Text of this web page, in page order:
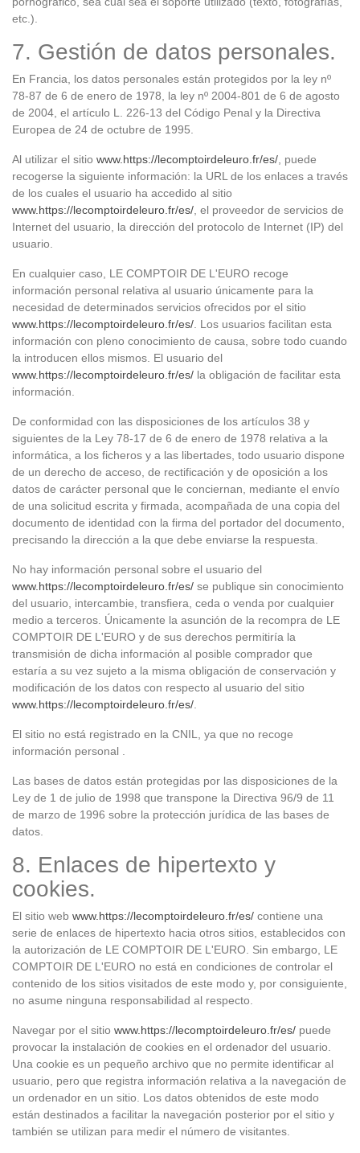
etc.).
7. Gestión de datos personales.
En Francia, los datos personales están protegidos por la ley nº
78-87 de 6 de enero de 1978, la ley nº 2004-801 de 6 de agosto
de 2004, el artículo L. 226-13 del Código Penal y la Directiva
Europea de 24 de octubre de 1995.
Al utilizar el sitio www.https://lecomptoirdeleuro.fr/es/ , puede
recogerse la siguiente información: la URL de los enlaces a través
de los cuales el usuario ha accedido al sitio
www.https://lecomptoirdeleuro.fr/es/ , el proveedor de servicios de
Internet del usuario, la dirección del protocolo de Internet (IP) del
usuario.
En cualquier caso, LE COMPTOIR DE L'EURO recoge
información personal relativa al usuario únicamente para la
necesidad de determinados servicios ofrecidos por el sitio
www.https://lecomptoirdeleuro.fr/es/ . Los usuarios facilitan esta
información con pleno conocimiento de causa, sobre todo cuando
la introducen ellos mismos. El usuario del
www.https://lecomptoirdeleuro.fr/es/ la obligación de facilitar esta
información.
De conformidad con las disposiciones de los artículos 38 y
siguientes de la Ley 78-17 de 6 de enero de 1978 relativa a la
informática, a los ficheros y a las libertades, todo usuario dispone
de un derecho de acceso, de rectificación y de oposición a los
datos de carácter personal que le conciernan, mediante el envío
de una solicitud escrita y firmada, acompañada de una copia del
documento de identidad con la firma del portador del documento,
precisando la dirección a la que debe enviarse la respuesta.
No hay información personal sobre el usuario del
www.https://lecomptoirdeleuro.fr/es/ se publique sin conocimiento
del usuario, intercambie, transfiera, ceda o venda por cualquier
medio a terceros. Únicamente la asunción de la recompra de LE
COMPTOIR DE L'EURO y de sus derechos permitiría la
transmisión de dicha información al posible comprador que
estaría a su vez sujeto a la misma obligación de conservación y
modificación de los datos con respecto al usuario del sitio
www.https://lecomptoirdeleuro.fr/es/
El sitio no está registrado en la CNIL, ya que no recoge
información personal .
Las bases de datos están protegidas por las disposiciones de la
Ley de 1 de julio de 1998 que transpone la Directiva 96/9 de 11
de marzo de 1996 sobre la protección jurídica de las bases de
datos.
8. Enlaces de hipertexto y
cookies.
El sitio web www.https://lecomptoirdeleuro.fr/es/ contiene una
serie de enlaces de hipertexto hacia otros sitios, establecidos con
la autorización de LE COMPTOIR DE L'EURO. Sin embargo, LE
COMPTOIR DE L'EURO no está en condiciones de controlar el
contenido de los sitios visitados de este modo y, por consiguiente,
no asume ninguna responsabilidad al respecto.
Navegar por el sitio www.https://lecomptoirdeleuro.fr/es/ puede
provocar la instalación de cookies en el ordenador del usuario.
Una cookie es un pequeño archivo que no permite identificar al
usuario, pero que registra información relativa a la navegación de
un ordenador en un sitio. Los datos obtenidos de este modo
están destinados a facilitar la navegación posterior por el sitio y
también se utilizan para medir el número de visitantes.